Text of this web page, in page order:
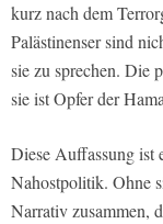
kurz nach dem
Palästinenser sind
sie zu sprechen. Die
sie ist Opfer der
Diese Auffassung ist
Nahostpolitik. Ohne
Narrativ zusammen,